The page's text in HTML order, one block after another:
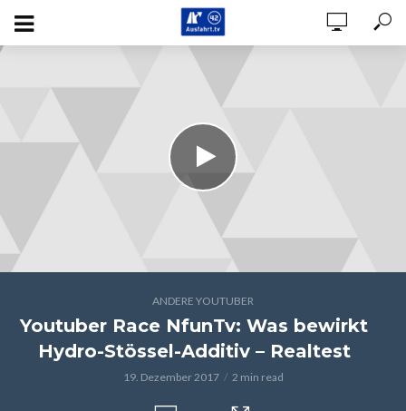
ANDERE YOUTUBER
Youtuber Race NfunTv: Was bewirkt
Hydro-Stössel-Additiv – Realtest
19. Dezember 2017 2 min read